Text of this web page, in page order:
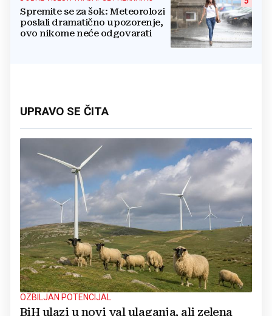
Spremite se za šok: Meteorolozi
poslali dramatično upozorenje,
ovo nikome neće odgovarati
UPRAVO SE ČITA
OZBILJAN POTENCIJAL
BiH ulazi u novi val ulaganja, ali zelena